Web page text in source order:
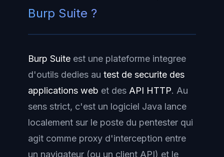
Burp Suite ?
Burp Suite est une plateforme integree
d'outils dedies au test de securite des
applications web et des API HTTP. Au
sens strict, c'est un logiciel Java lance
localement sur le poste du pentester qui
agit comme proxy d'interception entre
un navigateur (ou un client API) et le